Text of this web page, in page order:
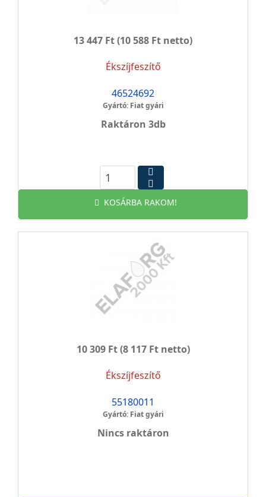
13 447 Ft(10 588 Ft netto)
Ékszíjfeszítő
46524692
Gyártó: Fiat gyári
Raktáron 3db
KOSÁRBA RAKOM!
10 309 Ft(8 117 Ft netto)
Ékszíjfeszítő
55180011
Gyártó: Fiat gyári
Nincs raktáron